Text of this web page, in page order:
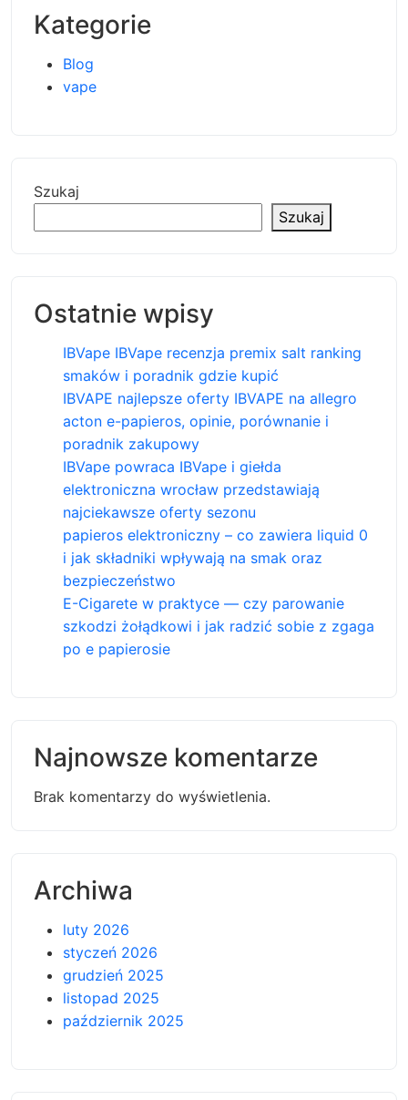
Kategorie
Blog
vape
Szukaj
Szukaj
Ostatnie wpisy
IBVape IBVape recenzja premix salt ranking
smaków i poradnik gdzie kupić
IBVAPE najlepsze oferty IBVAPE na allegro
acton e-papieros, opinie, porównanie i
poradnik zakupowy
IBVape powraca IBVape i giełda
elektroniczna wrocław przedstawiają
najciekawsze oferty sezonu
papieros elektroniczny – co zawiera liquid 0
i jak składniki wpływają na smak oraz
bezpieczeństwo
E-Cigarete w praktyce — czy parowanie
szkodzi żołądkowi i jak radzić sobie z zgaga
po e papierosie
Najnowsze komentarze
Brak komentarzy do wyświetlenia.
Archiwa
luty 2026
styczeń 2026
grudzień 2025
listopad 2025
październik 2025